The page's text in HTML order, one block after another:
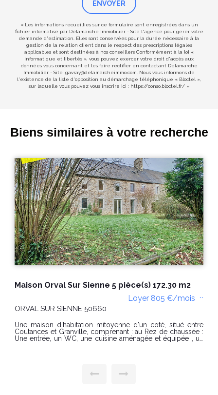
ENVOYER
« Les informations recueillies sur ce formulaire sont enregistrées dans un
fichier informatisé par Delamarche Immobilier - Site l'agence pour gérer votre
demande d'estimation. Elles sont conservées pour la durée nécessaire à la
gestion de la relation client dans le respect des prescriptions légales
applicables et sont destinées à nos conseillers Conformément à la loi «
informatique et libertés », vous pouvez exercer votre droit d'accès aux
données vous concernant et les faire rectifier en contactant Delamarche
Immobilier - Site, gavray@delamarcheimmo.com. Nous vous informons de
l'existence de la liste d'opposition au démarchage téléphonique « Bloctel »,
sur laquelle vous pouvez vous inscrire ici : https://conso.bloctel.fr/ »
Biens similaires à votre recherche
Maison Orval Sur Sienne 5 pièce(s) 172.30 m2
Loyer 805 €/mois
**
ORVAL SUR SIENNE 50660
Une maison d'habitation mitoyenne d'un coté, situé entre
Coutances et Granville, comprenant : au Rez de chaussée :
Une entrée, un WC, une cuisine aménagée et équipée , un
cour est commune aux trois logements. Chauffage au sol